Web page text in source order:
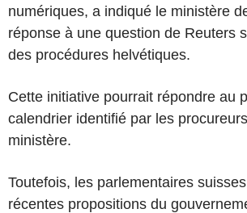
numériques, a indiqué le ministère
réponse à une question de Reuters
des procédures helvétiques.
Cette initiative pourrait répondre au
calendrier identifié par les
ministère.
Toutefois, les parlementaires
récentes propositions du